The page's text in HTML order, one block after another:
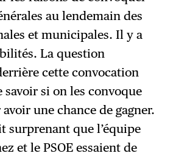
au lendemain des
et municipales. Il y a
La question
cette convocation
savoir si on les convoque
une chance de gagner.
surprenant que l’équipe
et le PSOE essaient de